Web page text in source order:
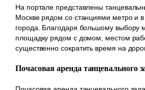
На портале представлены
Москве рядом со станциями метро и
города. Благодаря большому выбору
площадку рядом с домом, местом
существенно сократить время на
Почасовая аренда танцевального